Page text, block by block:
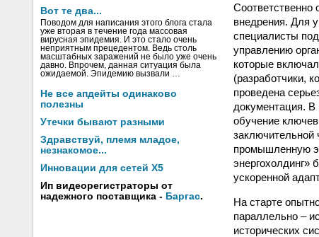
Вот те два...
Поводом для написания этого блога стала
уже вторая в течение года массовая
вирусная эпидемия. И это стало очень
неприятным прецедентом. Ведь столь
масштабных заражений не было уже очень
давно. Впрочем, данная ситуация была
ожидаемой. Эпидемию вызвали …
Не все апдейты одинаково
полезны
Утечки бывают разными
Здравствуй, племя младое,
незнакомое...
Инновации для сетей X5
Ип видеорегистраторы от
надежного поставщика - Баргас.
Соответственно
внедрения. Для
специалисты
управлению
которые
(разработчики,
проведена
документация. В
обучение
заключительной
промышленную
энергохолдинг»
ускоренной
На старте
параллельно –
исторических